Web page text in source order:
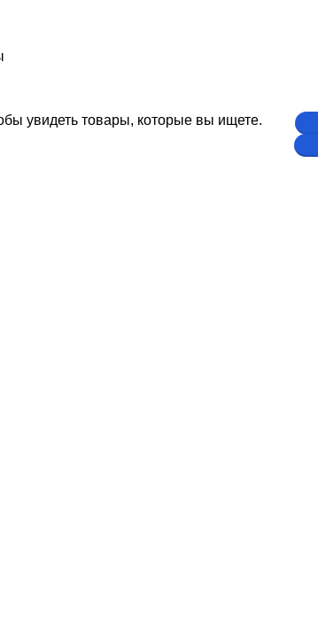
увидеть товары, которые вы ищете.